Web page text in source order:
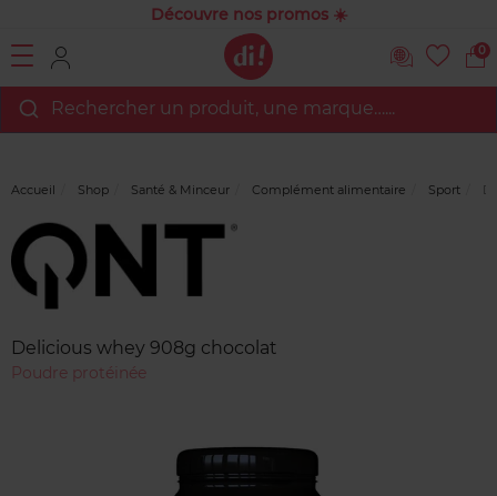
Découvre nos promos ☀️
0
Rechercher un produit, une marque…...
Accueil Shop Santé & Minceur Complément alimentaire Sport
Marque
Delicious whey 908g chocolat
Poudre protéinée